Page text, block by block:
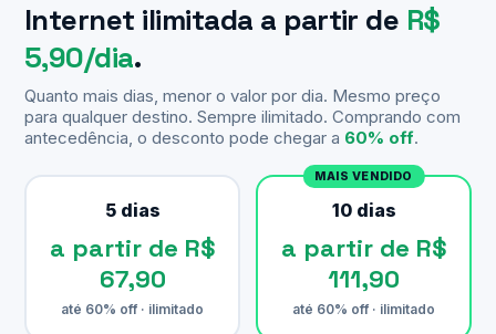
Internet ilimitada a partir de R$
5,90/dia.
Quanto mais dias, menor o valor por dia. Mesmo preço
para qualquer destino. Sempre ilimitado. Comprando com
antecedência, o desconto pode chegar a 60% off.
5 dias
a partir de R$
67,90
até 60% off · ilimitado
MAIS VENDIDO
10 dias
a partir de R$
111,90
até 60% off · ilimitado